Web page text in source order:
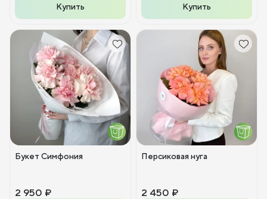
Купить Купить
Букет Симфония
2 950 ₽
Персиковая нуга
2 450 ₽